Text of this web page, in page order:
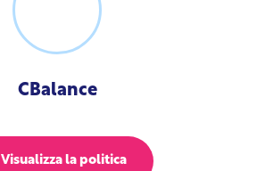
CBalance
Visualizza la politica